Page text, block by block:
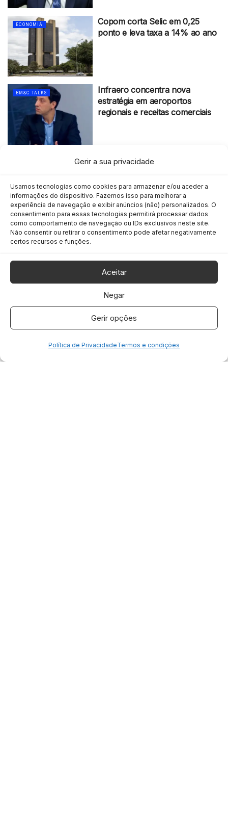
Gerir a sua privacidade
Usamos tecnologias como cookies para armazenar e/ou aceder a
informações do dispositivo. Fazemos isso para melhorar a
experiência de navegação e exibir anúncios (não) personalizados. O
consentimento para essas tecnologias permitirá processar dados
como comportamento de navegação ou IDs exclusivos neste site.
Não consentir ou retirar o consentimento pode afetar negativamente
certos recursos e funções.
Aceitar
Negar
Gerir opções
Política de PrivacidadeTermos e condições
ECONOMIA
Copom corta Selic em 0,25
ponto e leva taxa a 14% ao ano
BM&C TALKS
Infraero concentra nova
estratégia em aeroportos
regionais e receitas comerciais
ALUIZIO FALCÃO FILHO
Como a eleição para o Senado
PROGRAMAS BM&C
BM&C estreia Impacto S.A. série
original sobre liderança
social
Itamaraty rebaixa representação
brasileira na Argentina após
ataques de Milei a Lula